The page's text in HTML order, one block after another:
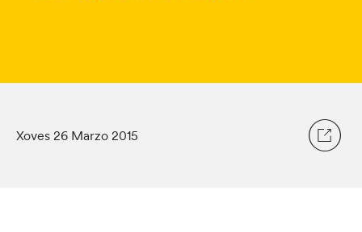
Xoves 26 Marzo 2015